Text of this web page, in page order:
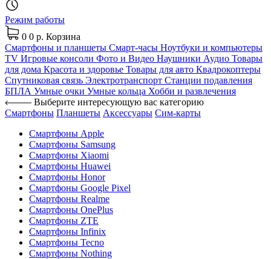
Режим работы
0 0 р. Корзина
Смартфоны и планшеты Смарт-часы Ноутбуки и компьютеры
TV Игровые консоли Фото и Видео Наушники Аудио Товары
для дома Красота и здоровье Товары для авто Квадрокоптеры
Спутниковая связь Электротранспорт Станции подавления
БПЛА Умные очки Умные кольца Хобби и развлечения
Выберите интересующую вас категорию
Смартфоны Планшеты Аксессуары Сим-карты
Смартфоны Apple
Смартфоны Samsung
Смартфоны Xiaomi
Смартфоны Huawei
Смартфоны Honor
Смартфоны Google Pixel
Смартфоны Realme
Смартфоны OnePlus
Смартфоны ZTE
Смартфоны Infinix
Смартфоны Tecno
Смартфоны Nothing